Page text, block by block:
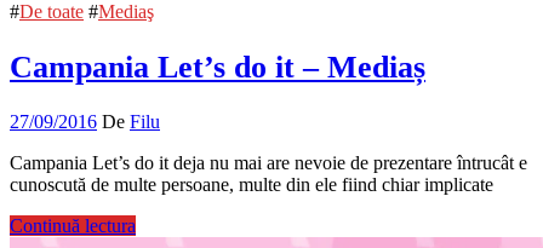
#De toate #Mediaş
Campania Let’s do it – Mediaș
27/09/2016 De Filu
Campania Let’s do it deja nu mai are nevoie de prezentare întrucât e
cunoscută de multe persoane, multe din ele fiind chiar implicate
Continuă lectura